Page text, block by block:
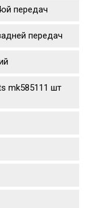
передач
передач
mk585111 шт